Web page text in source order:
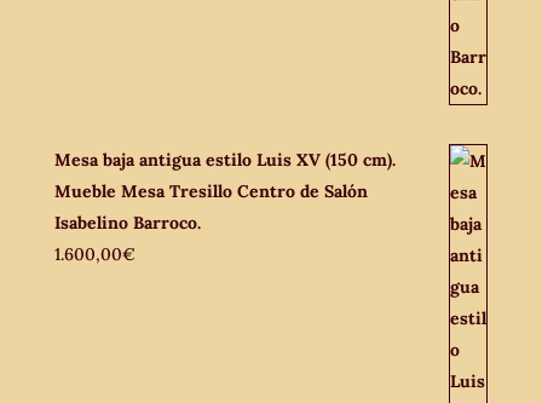
Mesa baja antigua estilo Luis XV (150 cm).
Mueble Mesa Tresillo Centro de Salón
Isabelino Barroco.
1.600,00€